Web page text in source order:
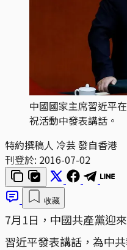
中國國家主席習近平
祝活動中發表講話。
特約撰稿人 冷芸 發自香港
刊登於: 2016-07-02
收藏
7月1日，中國共產黨迎
習近平發表講話，為中